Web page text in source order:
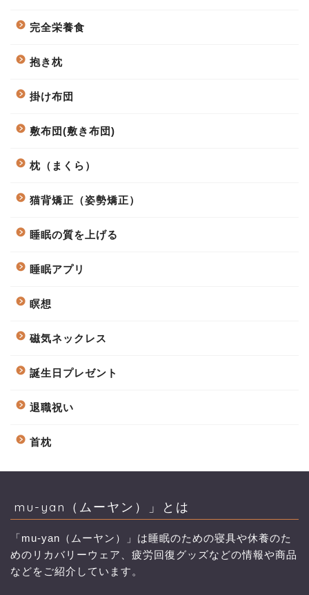
完全栄養食
抱き枕
掛け布団
敷布団(敷き布団)
枕（まくら）
猫背矯正（姿勢矯正）
睡眠の質を上げる
睡眠アプリ
瞑想
磁気ネックレス
誕生日プレゼント
退職祝い
首枕
mu-yan（ムーヤン）」とは
「mu-yan（ムーヤン）」は睡眠のための寝具や休養のた
めのリカバリーウェア、疲労回復グッズなどの情報や商品
などをご紹介しています。